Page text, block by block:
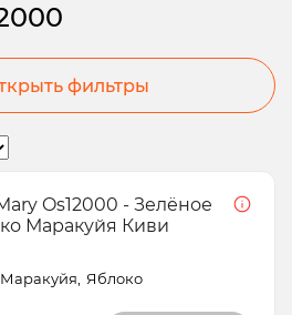
фильтры
Os12000 - Зелёное
Маракуйя Киви
Маракуйя Яблоко